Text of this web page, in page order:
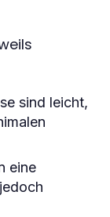
sind leicht,
eine